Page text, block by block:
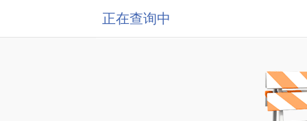
正在查询中